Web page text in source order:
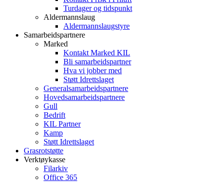
Turdager og tidspunkt
Aldermannslaug
Aldermannslaugstyre
Samarbeidspartnere
Marked
Kontakt Marked KIL
Bli samarbeidspartner
Hva vi jobber med
Støtt Idrettslaget
Generalsamarbeidspartnere
Hovedsamarbeidspartnere
Gull
Bedrift
KIL Partner
Kamp
Støtt Idrettslaget
Grasrotstøtte
Verktøykasse
Filarkiv
Office 365